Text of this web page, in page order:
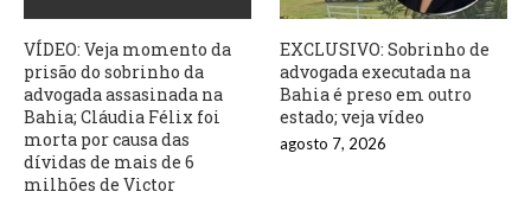
VÍDEO: Veja momento da
prisão do sobrinho da
advogada assasinada na
Bahia; Cláudia Félix foi
morta por causa das
dívidas de mais de 6
milhões de Victor
EXCLUSIVO: Sobrinho de
advogada executada na
Bahia é preso em outro
estado; veja vídeo
agosto 7, 2026